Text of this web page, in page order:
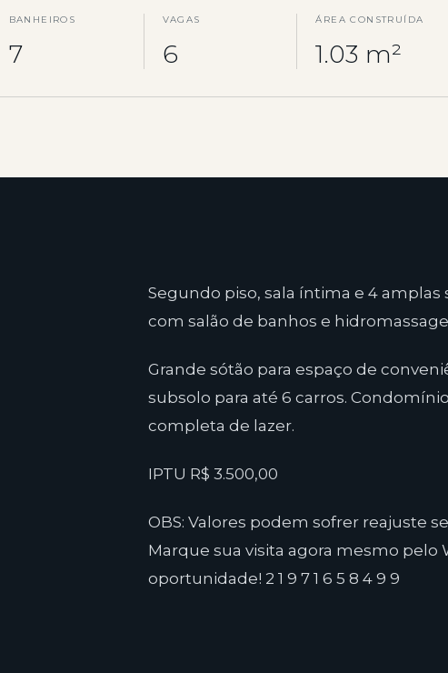
BANHEIROS
7
VAGAS
6
ÁREA CONSTRUÍDA
1.03 m²
Segundo piso, sala íntima e 4
com salão de banhos e
Grande sótão para espaço de
subsolo para até 6 carros.
completa de lazer.
IPTU R$ 3.500,00
OBS: Valores podem sofrer reajuste
Marque sua visita agora mesmo pelo
oportunidade! 2 1 9 7 1 6 5 8 4 9 9